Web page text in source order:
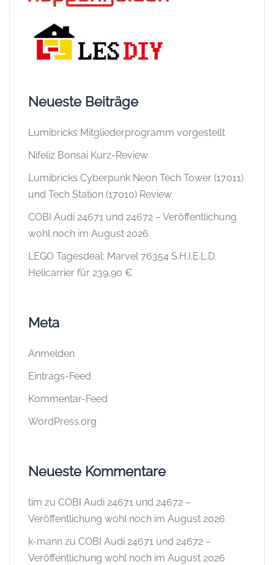
Neueste Beiträge
Lumibricks Mitgliederprogramm vorgestellt
Nifeliz Bonsai Kurz-Review
Lumibricks Cyberpunk Neon Tech Tower (17011)
und Tech Station (17010) Review
COBI Audi 24671 und 24672 – Veröffentlichung
wohl noch im August 2026
LEGO Tagesdeal: Marvel 76354 S.H.I.E.L.D.
Helicarrier für 239,90 €
Meta
Anmelden
Eintrags-Feed
Kommentar-Feed
WordPress.org
Neueste Kommentare
tim zu COBI Audi 24671 und 24672 –
Veröffentlichung wohl noch im August 2026
k-mann zu COBI Audi 24671 und 24672 –
Veröffentlichung wohl noch im August 2026